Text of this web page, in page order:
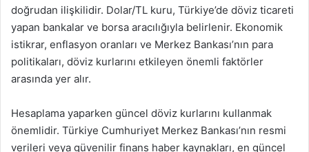
doğrudan ilişkilidir. Dolar/TL kuru, Türkiye’de döviz ticareti
yapan bankalar ve borsa aracılığıyla belirlenir. Ekonomik
istikrar, enflasyon oranları ve Merkez Bankası’nın para
politikaları, döviz kurlarını etkileyen önemli faktörler
arasında yer alır.
Hesaplama yaparken güncel döviz kurlarını kullanmak
önemlidir. Türkiye Cumhuriyet Merkez Bankası’nın resmi
verileri veya güvenilir finans haber kaynakları, en güncel